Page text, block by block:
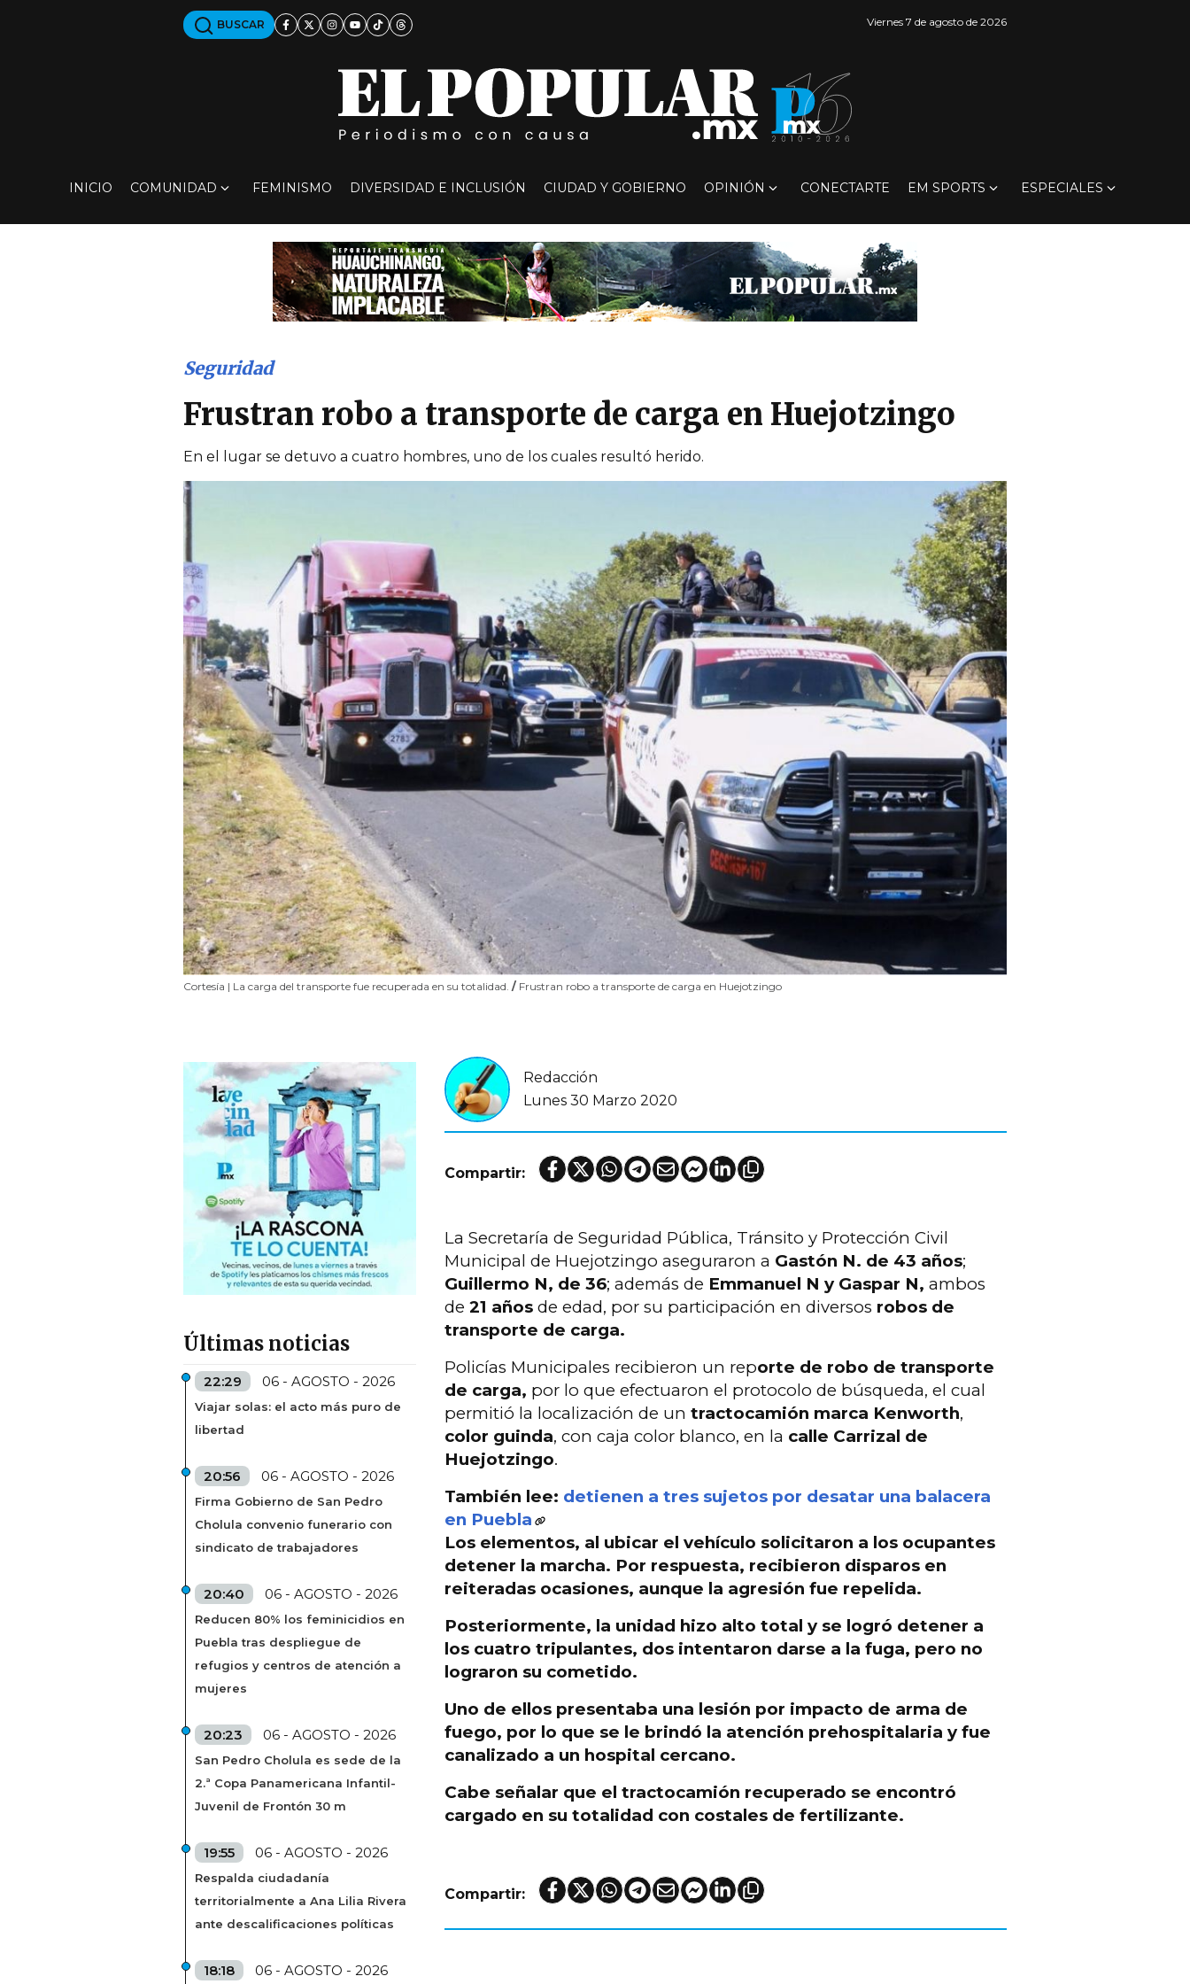
BUSCAR Viernes 7 de agosto de 2026
INICIO COMUNIDAD FEMINISMO DIVERSIDAD E INCLUSIÓN CIUDAD Y GOBIERNO OPINIÓN CONECTARTE EM SPORTS ESPECIALES
Cortesía | La carga del transporte fue recuperada en su totalidad. / Frustran robo a transporte de carga en Huejotzingo
Seguridad
Frustran robo a transporte de carga en Huejotzingo
En el lugar se detuvo a cuatro hombres, uno de los cuales resultó herido.
Últimas noticias
22:29 06 - AGOSTO - 2026
Viajar solas: el acto más puro de
libertad
20:56 06 - AGOSTO - 2026
Firma Gobierno de San Pedro
Cholula convenio funerario con
sindicato de trabajadores
20:40 06 - AGOSTO - 2026
Reducen 80% los feminicidios en
Puebla tras despliegue de
refugios y centros de atención a
mujeres
20:23 06 - AGOSTO - 2026
San Pedro Cholula es sede de la
2.ª Copa Panamericana Infantil-
Juvenil de Frontón 30 m
19:55 06 - AGOSTO - 2026
Respalda ciudadanía
territorialmente a Ana Lilia Rivera
ante descalificaciones políticas
18:18 06 - AGOSTO - 2026
Redacción
Lunes 30 Marzo 2020
Compartir:
La Secretaría de Seguridad Pública, Tránsito y Protección Civil
Municipal de Huejotzingo aseguraron a Gastón N. de 43 años;
Guillermo N, de 36; además de Emmanuel N y Gaspar N, ambos
de 21 años de edad, por su participación en diversos robos de
transporte de carga.
Policías Municipales recibieron un reporte de robo de transporte
de carga, por lo que efectuaron el protocolo de búsqueda, el cual
permitió la localización de un tractocamión marca Kenworth,
color guinda, con caja color blanco, en la calle Carrizal de
Huejotzingo.
También lee: detienen a tres sujetos por desatar una balacera
en Puebla
Los elementos, al ubicar el vehículo solicitaron a los ocupantes
detener la marcha. Por respuesta, recibieron disparos en
reiteradas ocasiones, aunque la agresión fue repelida.
Posteriormente, la unidad hizo alto total y se logró detener a
los cuatro tripulantes, dos intentaron darse a la fuga, pero no
lograron su cometido.
Uno de ellos presentaba una lesión por impacto de arma de
fuego, por lo que se le brindó la atención prehospitalaria y fue
canalizado a un hospital cercano.
Cabe señalar que el tractocamión recuperado se encontró
cargado en su totalidad con costales de fertilizante.
Compartir: